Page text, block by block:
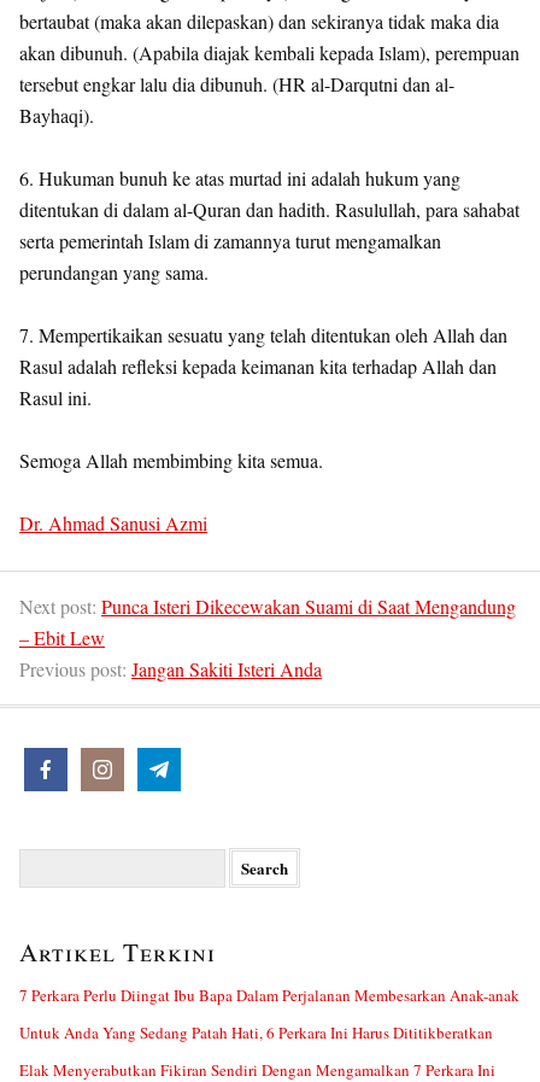
bertaubat (maka akan dilepaskan) dan sekiranya tidak maka dia
akan dibunuh. (Apabila diajak kembali kepada Islam), perempuan
tersebut engkar lalu dia dibunuh. (HR al-Darqutni dan al-
Bayhaqi).
6. Hukuman bunuh ke atas murtad ini adalah hukum yang
ditentukan di dalam al-Quran dan hadith. Rasulullah, para sahabat
serta pemerintah Islam di zamannya turut mengamalkan
perundangan yang sama.
7. Mempertikaikan sesuatu yang telah ditentukan oleh Allah dan
Rasul adalah refleksi kepada keimanan kita terhadap Allah dan
Rasul ini.
Semoga Allah membimbing kita semua.
Dr. Ahmad Sanusi Azmi
Next post: Punca Isteri Dikecewakan Suami di Saat Mengandung
– Ebit Lew
Previous post: Jangan Sakiti Isteri Anda
Artikel Terkini
7 Perkara Perlu Diingat Ibu Bapa Dalam Perjalanan Membesarkan Anak-anak
Untuk Anda Yang Sedang Patah Hati, 6 Perkara Ini Harus Dititikberatkan
Elak Menyerabutkan Fikiran Sendiri Dengan Mengamalkan 7 Perkara Ini